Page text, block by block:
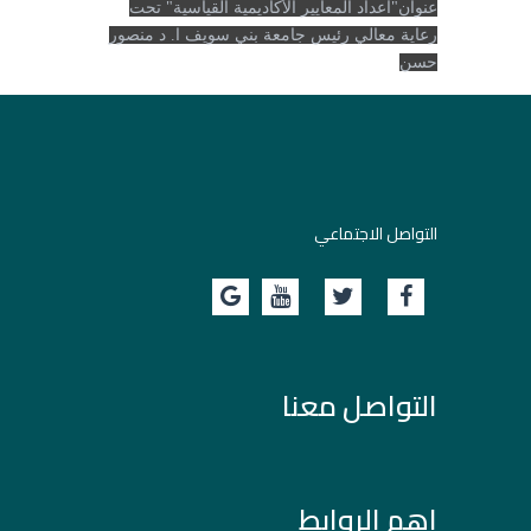
عنوان"اعداد المعايير الأكاديمية القياسية" تحت
رعاية معالي رئيس جامعة بني سويف ا. د منصور
حسن
التواصل الاجتماعي
التواصل معنا
اهم الروابط